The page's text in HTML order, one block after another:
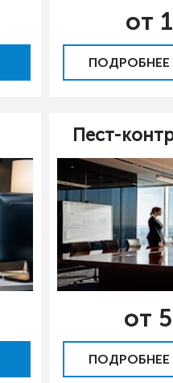
от
ПОДРОБНЕЕ
Пест-
от
ПОДРОБНЕЕ